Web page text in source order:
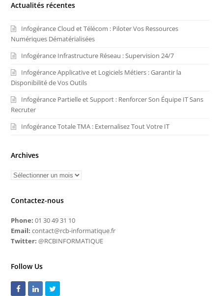
Actualités récentes
Infogérance Cloud et Télécom : Piloter Vos Ressources
Numériques Dématérialisées
Infogérance Infrastructure Réseau : Supervision 24/7
Infogérance Applicative et Logiciels Métiers : Garantir la
Disponibilité de Vos Outils
Infogérance Partielle et Support : Renforcer Son Équipe IT Sans
Recruter
Infogérance Totale TMA : Externalisez Tout Votre IT
Archives
Contactez-nous
Phone: 01 30 49 31 10
Email: contact@rcb-informatique.fr
Twitter: @RCBINFORMATIQUE
Follow Us